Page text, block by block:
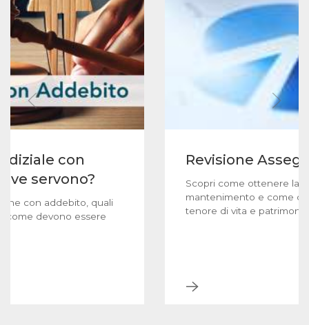
con
servono?
con addebito, quali
come devono essere
Revisione
Scopri come ottenere la
mantenimento e come
tenore di vita e